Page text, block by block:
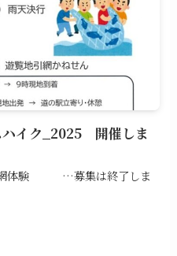
イク_2025 開催しま
網体験 …募集は終了しま